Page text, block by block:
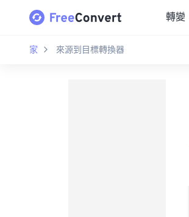
轉變
家 來源到目標轉換器